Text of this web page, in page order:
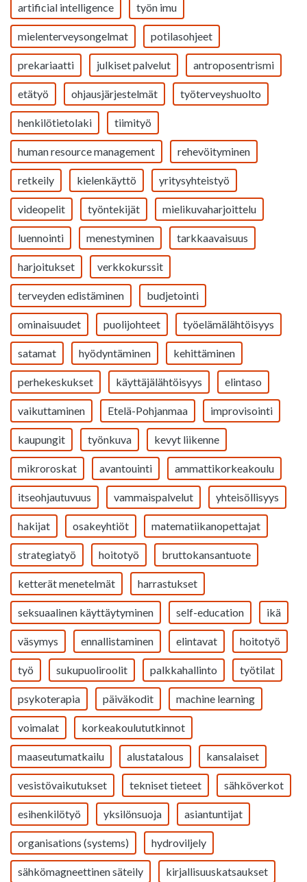
artificial intelligence työn imu
mielenterveysongelmat potilasohjeet
prekariaatti julkiset palvelut antroposentrismi
etätyö ohjausjärjestelmät työterveyshuolto
henkilötietolaki tiimityö
human resource management rehevöityminen
retkeily kielenkäyttö yritysyhteistyö
videopelit työntekijät mielikuvaharjoittelu
luennointi menestyminen tarkkaavaisuus
harjoitukset verkkokurssit
terveyden edistäminen budjetointi
ominaisuudet puolijohteet työelämälähtöisyys
satamat hyödyntäminen kehittäminen
perhekeskukset käyttäjälähtöisyys elintaso
vaikuttaminen Etelä-Pohjanmaa improvisointi
kaupungit työnkuva kevyt liikenne
mikroroskat avantouinti ammattikorkeakoulu
itseohjautuvuus vammaispalvelut yhteisöllisyys
hakijat osakeyhtiöt matematiikanopettajat
strategiatyö hoitotyö bruttokansantuote
ketterät menetelmät harrastukset
seksuaalinen käyttäytyminen self-education ikä
väsymys ennallistaminen elintavat hoitotyö
työ sukupuoliroolit palkkahallinto työtilat
psykoterapia päiväkodit machine learning
voimalat korkeakoulututkinnot
maaseutumatkailu alustatalous kansalaiset
vesistövaikutukset tekniset tieteet sähköverkot
esihenkilötyö yksilönsuoja asiantuntijat
organisations (systems) hydroviljely
sähkömagneettinen säteily kirjallisuuskatsaukset